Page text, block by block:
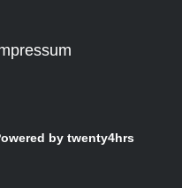
by twenty4hrs